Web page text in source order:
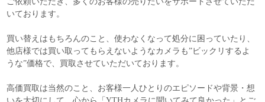
いております。
買い替えはもちろんのこと、使わなくなって処分に困っていたり、
他店様では買い取ってもらえないようなカメラも”ビックリするよ
うな”価格で、買取させていただいております。
高価買取は当然のこと、お客様一人ひとりのエピソードや背景・想